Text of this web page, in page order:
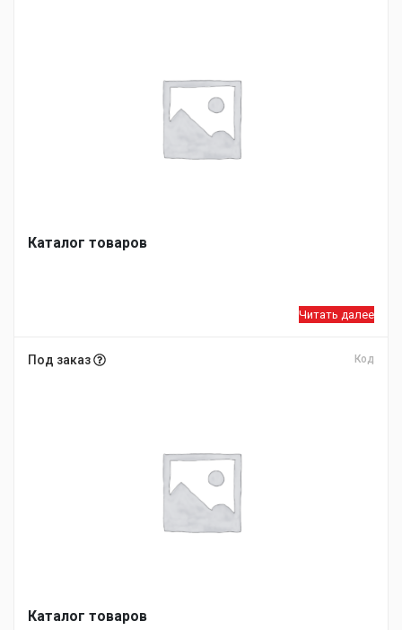
Каталог товаров
Читать далее
Под заказ Код
Каталог товаров